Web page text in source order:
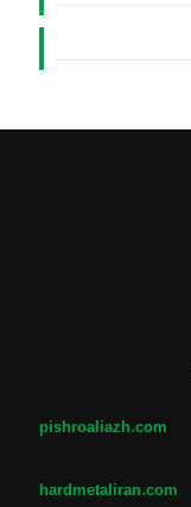
pishroaliazh.com
hardmetaliran.com